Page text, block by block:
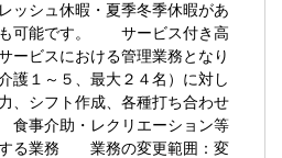
ッシュ休暇・夏季冬季休暇があ
可能です。 サービス付き高
ービスにおける管理業務となり
護１～５、最大２４名）に対し
、シフト作成、各種打ち合わせ
食事介助・レクリエーション等
する業務 業務の変更範囲：変